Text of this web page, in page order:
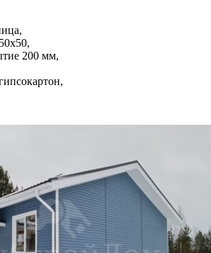
200 мм,